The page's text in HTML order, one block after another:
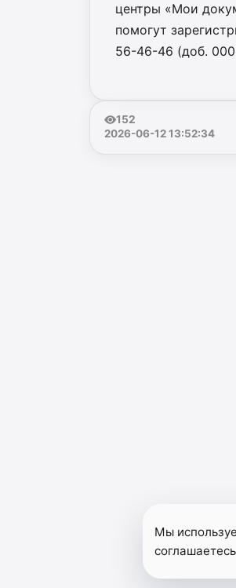
центры «Мои
помогут
56-46-46 (доб.
152
2026-06-12 13:52:34
Мы